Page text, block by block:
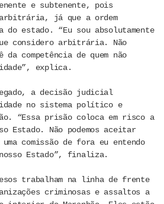
e subtenente, pois
já que a ordem
estado. “Eu sou absolutamente
considero arbitrária. Não
da competência de quem não
explica.
a decisão judicial
no sistema político e
“Essa prisão coloca em risco a
Estado. Não podemos aceitar
comissão de fora eu entendo
Estado”, finaliza.
trabalham na linha de frente
criminosas e assaltos a